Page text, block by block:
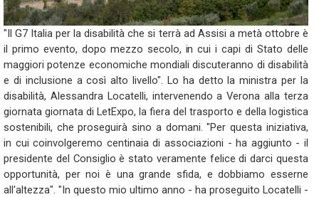
"Il G7 Italia per la disabilità che si terrà ad Assisi a metà ottobre è
il primo evento, dopo mezzo secolo, in cui i capi di Stato delle
maggiori potenze economiche mondiali discuteranno di disabilità
e di inclusione a così alto livello". Lo ha detto la ministra per la
disabilità, Alessandra Locatelli, intervenendo a Verona alla terza
giornata giornata di LetExpo, la fiera del trasporto e della logistica
sostenibili, che proseguirà sino a domani. "Per questa iniziativa,
in cui coinvolgeremo centinaia di associazioni - ha aggiunto - il
presidente del Consiglio è stato veramente felice di darci questa
opportunità, per noi è una grande sfida, e dobbiamo esserne
all'altezza". "In questo mio ultimo anno - ha proseguito Locatelli -